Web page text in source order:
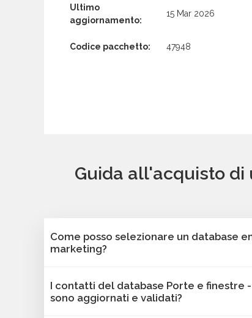
Ultimo
aggiornamento:
15 Mar 2026
Codice pacchetto: 47948
Guida all'acquisto di
Come posso selezionare un database
marketing?
Bancomail. Troverai contatti B2B
finestre - produzione - Sud Africa. Tutti i
I contatti del database Porte e finestre
sono aggiornati e validati?